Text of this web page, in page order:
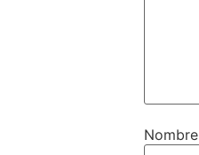
Nombre